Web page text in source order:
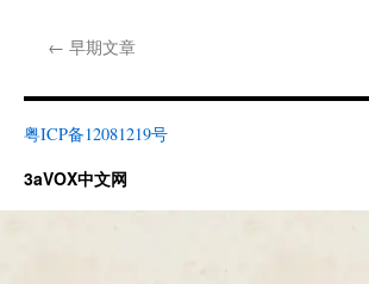
← 早期文章
粤ICP备12081219号
3aVOX中文网